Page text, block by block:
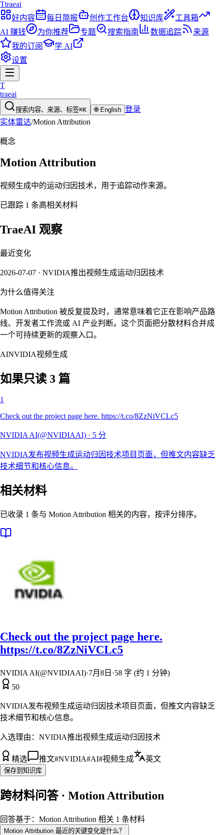
Ttraeai
好内容
每日简报 创作工作台 知识库
工具箱
AI 赚钱
为你推荐 专题 搜索指南 数据追踪
来源
我的订阅
学 AI
设置
T
traeai
搜索内容、来源、标签⌘K 🌐 English 登录
实体雷达/Motion Attribution
概念
Motion Attribution
视频生成中的运动归因技术，用于追踪动作来源。
已跟踪 1 条高相关材料
TraeAI 观察
最近变化
2026-07-07 · NVIDIA推出视频生成运动归因技术
为什么值得关注
Motion Attribution 被反复提及时，通常意味着它正在影响产品路
线、开发者工作流或 AI 产业判断。这个页面把分散材料合并成
一个可持续更新的观察入口。
AINVIDIA视频生成
如果只读 3 篇
1
Check out the project page here. https://t.co/8ZzNiVCLc5
NVIDIA AI(@NVIDIAAI) · 5 分
NVIDIA发布视频生成运动归因技术项目页面，但推文内容缺乏
技术细节和核心信息。
相关材料
已收录 1 条与 Motion Attribution 相关的内容，按评分排序。
Check out the project page here.
https://t.co/8ZzNiVCLc5
NVIDIA AI(@NVIDIAAI)·7月8日 ·58 字 (约 1 分钟)
50
NVIDIA发布视频生成运动归因技术项目页面，但推文内容缺乏
技术细节和核心信息。
入选理由： NVIDIA推出视频生成运动归因技术
精选 推文#NVIDIA#AI#视频生成 英文
保存到知识库
跨材料问答 · Motion Attribution
回答基于：Motion Attribution 相关 1 条材料
Motion Attribution 最近的关键变化是什么？